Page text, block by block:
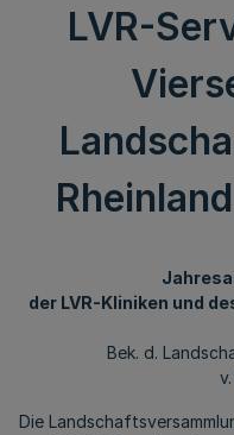
LVR-
der LVR-Kliniken und
Bek. d.
Die